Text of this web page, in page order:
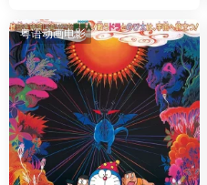
版
粤语动画电影